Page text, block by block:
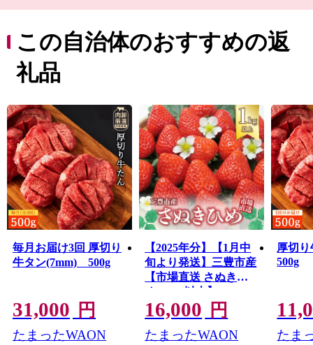
をきっかけに多くの人が訪れるようになった父母ヶ浜
（ちちぶがはま）ですが、その景観は古くから地元の皆
さんの手によって守られてきました。
７つの町が合併し誕生した三豊市では様々な文化、歴史
らも多くのお客様が訪れていますが、三豊市をこれから
もっと多くの方に知ってもらい、その魅力を感じてもら
いたいと思います。
この自治体のおすすめの返
礼品
毎月お届け3回 厚切り
牛タン(7mm) 500g
31,000 円
たまったWAON
【2025年分】【1月中
旬より発送】三豊市産
【市場直送 さぬきひ
め 1.0kg以上】
16,000 円
たまったWAON
厚切
500g
たま